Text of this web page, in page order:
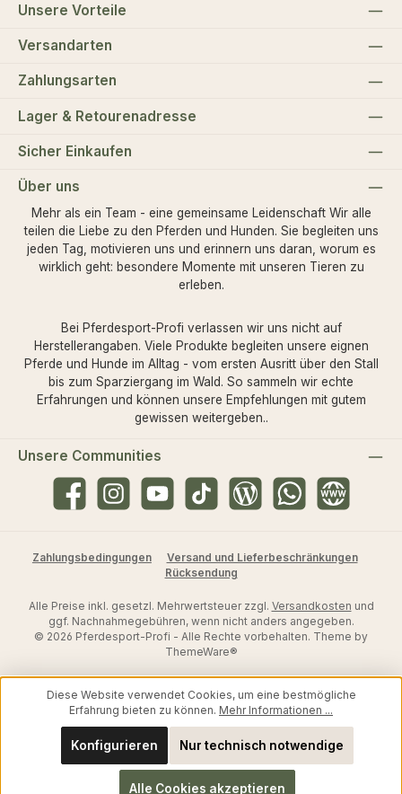
Unsere Vorteile
Versandarten
Zahlungsarten
Lager & Retourenadresse
Sicher Einkaufen
Über uns
Mehr als ein Team - eine gemeinsame Leidenschaft Wir alle
teilen die Liebe zu den Pferden und Hunden. Sie begleiten uns
jeden Tag, motivieren uns und erinnern uns daran, worum es
wirklich geht: besondere Momente mit unseren Tieren zu
erleben.
Bei Pferdesport-Profi verlassen wir uns nicht auf
Herstellerangaben. Viele Produkte begleiten unsere eignen
Pferde und Hunde im Alltag - vom ersten Ausritt über den Stall
bis zum Sparziergang im Wald. So sammeln wir echte
Erfahrungen und können unsere Empfehlungen mit gutem
gewissen weitergeben..
Unsere Communities
FacebookInstagramYouTube TikTok Blog WhatsAppWebsite
Zahlungsbedingungen
Versand und Lieferbeschränkungen
Rücksendung
Alle Preise inkl. gesetzl. Mehrwertsteuer zzgl. Versandkosten und
ggf. Nachnahmegebühren, wenn nicht anders angegeben.
© 2026 Pferdesport-Profi - Alle Rechte vorbehalten. Theme by
ThemeWare®
Diese Website verwendet Cookies, um eine bestmögliche
Erfahrung bieten zu können. Mehr Informationen ...
Nur technisch notwendige
Konfigurieren
Alle Cookies akzeptieren